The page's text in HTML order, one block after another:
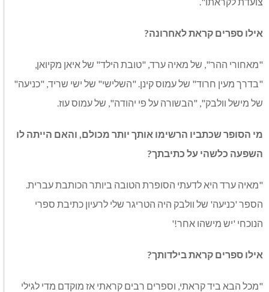
אילו ספרים קראת לאחרונה?
"מאחורי ההר", של מאיה ערד, "טובת הילד" של איאן מקיואן,
"בדרך מעין חרוד" של עמוס קינן. "השלישי" של ישי שריד, "כניעה"
של מישל וולבק", "הבשורה על פי יהודה", של עמוס עוז.
מי הסופר שכתביו הרשימו אותך יותר מכולם, והאם הייתה לו
השפעה כלשהי על כתיבתך?
"מאיה ערד היא לדעתי הסופרת הטובה ביותר הכותבת עברית.
הספר 'כניעה' של וולבק היה הטריגר שלי לרעיון כתיבת ספרי
הנוכחי 'יש מישהו אחר!'
אילו ספרים קראת בילדותך?
"מכל הבא ביד קראתי, וספרים רבים קראתי אז מוקדם מדי לגילי